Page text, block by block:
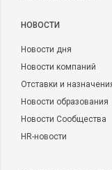
НОВОСТИ
Новости дня
Новости компаний
Отставки и
Новости образования
Новости Сообщества
HR-новости